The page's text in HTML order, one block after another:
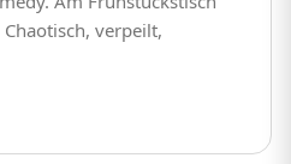
verpeilt,